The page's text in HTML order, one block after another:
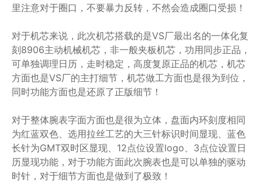
里注意对于圈口，不要暴力反转，不然会造成圈口受损！
对于机芯来说，此次机芯搭载的是VS厂最出名的一体化复
刻8906主动机械机芯，非一般夹板机芯，功用同步正品，
可单独调理日历，走时稳定，高度复原正品的机芯，机芯
方面也是VS厂的主打细节，机芯做工方面也是很为到位，
同时功能方面也是还原了正版细节！
对于整体腕表字面方面也是很为立体，盘面内环刻度相同
为红蓝双色、选用拉丝工艺的大三针标识时间显现、蓝色
长针为GMT双时区显现、12点位设置logo、3点位设置日
历显现功能，对于功能方面此次腕表也是可以单独的驱动
时针，对于细节方面也是做到了极致！